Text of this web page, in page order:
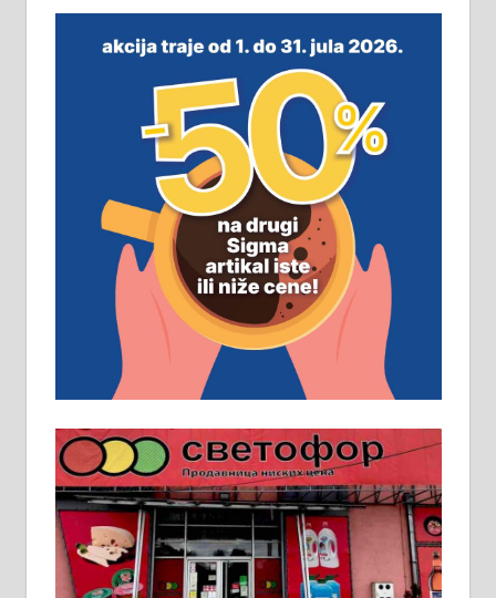
незавршена кућа површине 160
м2 са плацем од 8 ари у Зеленом
виру у Алексинцу. Могућа
замена. 064/21-63-584
ПОСЛОВНИ ОГЛАСИ
Рудник и флотација Рудник
д.о.о. Рудник запошљава 20
помоћника рудара. Услови:
Основна школа, пожељно радно
искуство на истим и сличним
пословима, али не и неопходан
услов. Обезбеђен смештај,
превоз, исхрана. 032/57-41-122 –
локал 22
Пружам услуге завршних радова
у грађевини, хидроизолације и
молерских радова. 061/25-28-058
Ало таксију потребан возач са Б
категоријом. 064/02-85-511